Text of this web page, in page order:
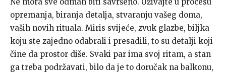
opremanja, biranja detalja, stvaranju vašeg doma,
vaših novih rituala. Miris svijeće, zvuk glazbe, biljka
koju ste zajedno odabrali i presadili, to su detalji koji
čine da prostor diše. Svaki par ima svoj ritam, a stan
ga treba podržavati, bilo da je to doručak na balkonu,